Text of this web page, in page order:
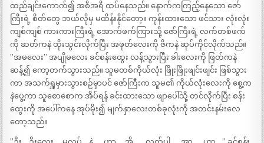
ထည်ချင်းကောက်၍ အစီအရီ ထပ်နေသည်။ နောက်ကကြည့်နေသော ဇော်
ကြီးရဲ့ စိတ်တွေ ဘယ်လိုမှ မထိန်းနိုင်တော့။ ကုန်းထားသော ဖင်သား လုံးလုံး
ကျစ်ကျစ် ကားကားကြီးရဲ့ အောက်ဖက်ကြားသို့ ဇော်ကြီးရဲ့ လက်တစ်ဖက်
ကို ဆတ်ကနဲ ထိုးသွင်းလိုက်ပြီး အဖုတ်လေးကို ဇိကနဲ ဆုပ်ကိုင်လိုက်သည်။
”အမလေး” အပျိုမလေး ခင်စန်းထွေး လန့်သွားပြီး ခါးလေးကို ဖြတ်ကနဲ
ဆန့်၍ ကော့တက်သွားသည်။ သူမတစ်ကိုယ်လုံး ဖြိုးဖြိုးဖျင်းဖျင်း ဖြစ်သွား
ကာ အသက်ရှူမှားသွားစဉ်မှာပင် ဇော်ကြီးက သူမ၏ ကိုယ်လုံးလေးကို စွေ့က
နဲပွေ့ကာ သူစောစောက အိပ်ရန် ခင်းထားသော ဖျာပေါ်သို့ တင်လိုက်ပြီး စန်း
ထွေးကို အပေါ်ကနေ အုပ်မိုး၍ မျက်နှာလေးတစ်ခုလုံးကို အတင်းနမ်းလေ
တော့သည်။